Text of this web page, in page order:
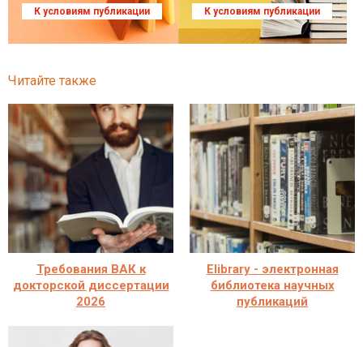
К условиям публикации К условиям публикации
Читайте также
Требования ВАК к
докторской диссертации
2026
Elibrary - электронная
библиотека научных
публикаций